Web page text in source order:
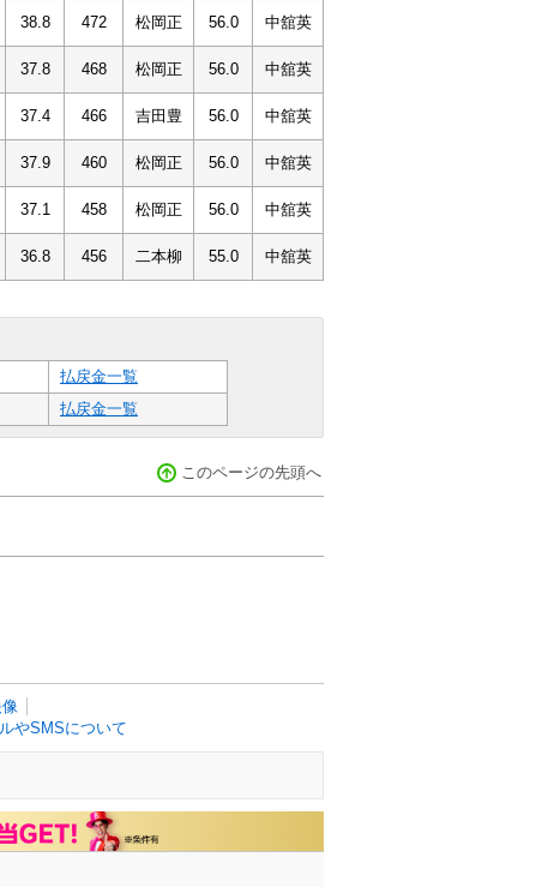
38.8 472 松岡正 56.0 中舘英
37.8 468 松岡正 56.0 中舘英
37.4 466 吉田豊 56.0 中舘英
37.9 460 松岡正 56.0 中舘英
37.1 458 松岡正 56.0 中舘英
36.8 456 二本柳 55.0 中舘英
払戻金一覧
払戻金一覧
このページの先頭へ
やSMSについて